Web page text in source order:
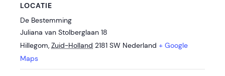
LOCATIE
De Bestemming
Juliana van Stolberglaan 18
Hillegom, Zuid-Holland 2181 SW Nederland + Google
Maps